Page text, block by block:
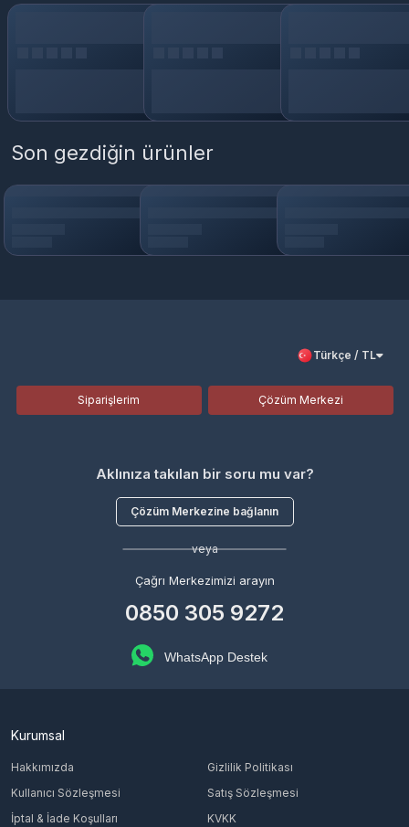
Son gezdiğin ürünler
Türkçe / TL
Siparişlerim Çözüm Merkezi
Aklınıza takılan bir soru mu var?
Çözüm Merkezine bağlanın
veya
Çağrı Merkezimizi arayın
0850 305 9272
WhatsApp Destek
Kurumsal
Hakkımızda
Gizlilik Politikası
Kullanıcı Sözleşmesi
Satış Sözleşmesi
İptal & İade Koşulları
KVKK